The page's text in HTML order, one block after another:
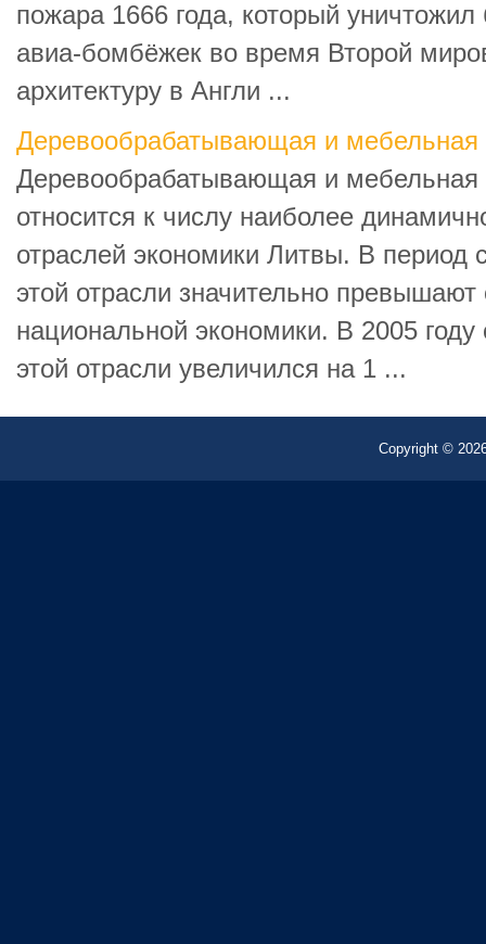
пожара 1666 года, который
авиа-бомбёжек во время Второй
архитектуру в Англи ...
Деревообрабатывающая и
Деревообрабатывающая и
относится к числу наиболее
отраслей экономики Литвы. В период
этой отрасли значительно
национальной экономики. В 2005
этой отрасли увеличился на 1 ...
Copyright ©